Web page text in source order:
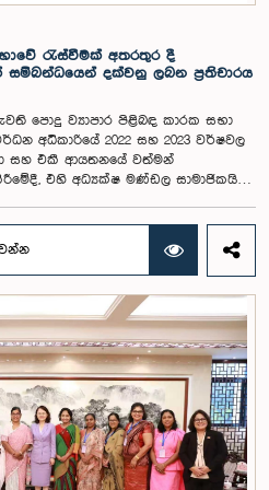
රැස්වීමක් අතරතුර දී
දක්වනු ලබන ප්‍රතිචාරය
පොදු ව්‍යාපාර පිළිබඳ කාරක සභා
අධිකාරියේ 2022 සහ 2023 වර්ෂවල
සහ එකී ආයතනයේ වත්මන්
එහි අධ්‍යක්ෂ මණ්ඩල සාමාජිකයින්
පිළිපැදිය යුතු වන
නුසුදුසු ආකාරයෙන් සැරසී
සභාව විසින් නිරීක්ෂණය කරන ලදී.
සම්ප්‍රදායට හා
පූර්ව අවසරයකින් තොරව
ඇති බව ද කාරක සභාව විසින් සඳහන්
පොදු ව්‍යාපාර පිළිබඳ කාරක සභාවේ
පිළිබඳ ගැටළුවට අනුව,
යටතේ එම නිලධාරීන් දෙදෙනා 2026
හා වරප්‍රසාද පිළිබඳ කාරක සභාව
ඔවුන් විසින් සිය හැසිරීම සම්බන්ධයෙන්
කෙරිණි. පාර්ලිමේන්තු කාරක